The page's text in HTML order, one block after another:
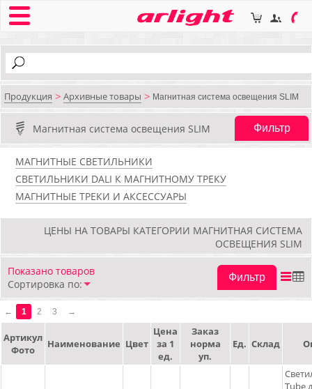
Продукция > Архивные товары > Магнитная система освещения SLIM
Фильтр
Магнитная система освещения SLIM
МАГНИТНЫЕ СВЕТИЛЬНИКИ
СВЕТИЛЬНИКИ DALI К МАГНИТНОМУ ТРЕКУ
МАГНИТНЫЕ ТРЕКИ И АКСЕССУАРЫ
ЦЕНЫ НА ТОВАРЫ КАТЕГОРИИ МАГНИТНАЯ СИСТЕМА
ОСВЕЩЕНИЯ SLIM
Показано товаров
Сортировка по:
Фильтр
← 1 2 3 →
Артикул
Фото
Наименование Цвет
Цена
за 1
ед.
Заказ
норма
уп.
Ед. Склад
Tube